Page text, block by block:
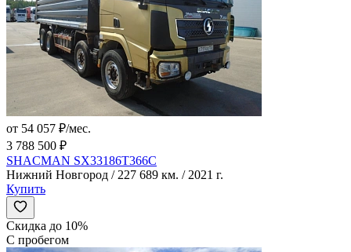
от 54 057 ₽/мес.
3 788 500 ₽
SHACMAN SX33186T366C
Нижний Новгород / 227 689 км. / 2021 г.
Купить
Скидка до 10%
С пробегом